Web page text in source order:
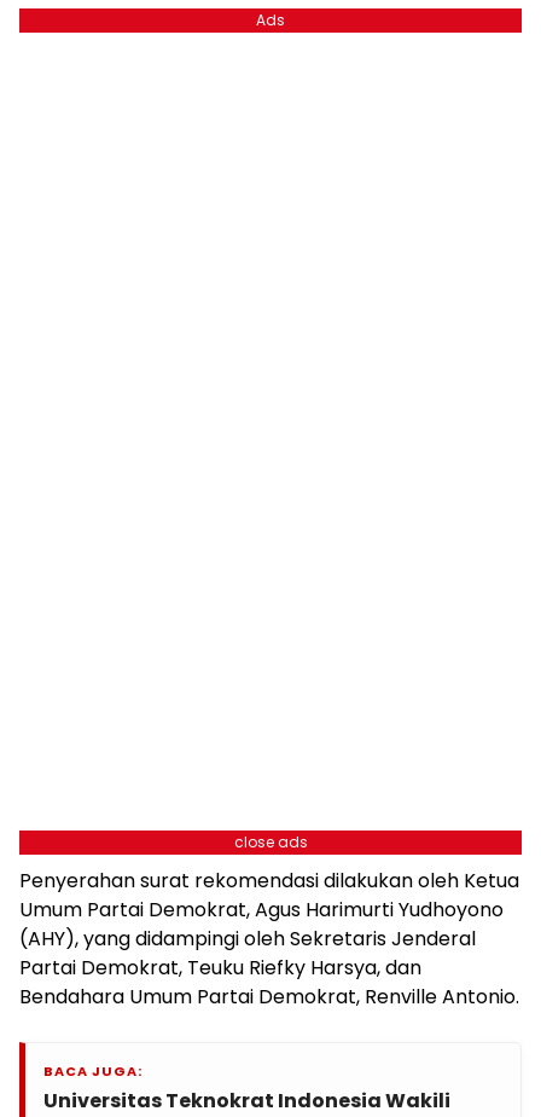
Ads
close ads
Penyerahan surat rekomendasi dilakukan oleh Ketua
Umum Partai Demokrat, Agus Harimurti Yudhoyono
(AHY), yang didampingi oleh Sekretaris Jenderal
Partai Demokrat, Teuku Riefky Harsya, dan
Bendahara Umum Partai Demokrat, Renville Antonio.
BACA JUGA:
Universitas Teknokrat Indonesia Wakili